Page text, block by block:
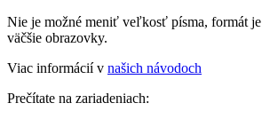
Nie je možné meniť veľkosť písma, formát
väčšie obrazovky.
Viac informácií v našich návodoch
Prečítate na zariadeniach: